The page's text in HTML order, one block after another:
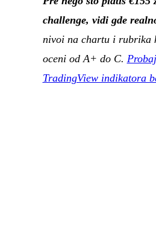
challenge, vidi gde
nivoi na chartu i rubrika
oceni od A+ do C.
TradingView indikatora